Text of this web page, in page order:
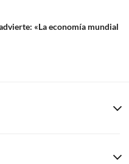
«La economía mundial